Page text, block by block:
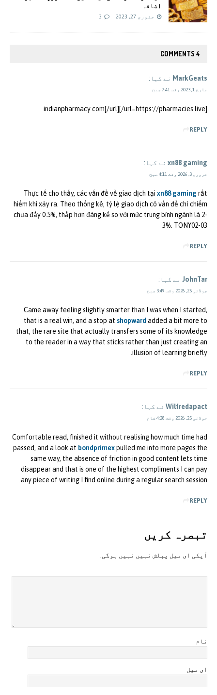
اضافہ
جنوری 27, 2023 3
4 COMMENTS
MarkGeats نے کہا:
مارچ 1, 2023 وقت 7:41 صبح
[url=https://pharmacies.live/]indianpharmacy com[/url]
REPLY
xn88 gaming نے کہا:
فروری 3, 2026 وقت 4:11 صبح
Thực tế cho thấy, các vấn đề về giao dịch tại xn88 gaming rất
hiếm khi xảy ra. Theo thống kê, tỷ lệ giao dịch có vấn đề chỉ chiếm
chưa đầy 0.5%, thấp hơn đáng kể so với mức trung bình ngành là 2-
3%. TONY02-03
REPLY
JohnTar نے کہا:
جولائی 25, 2026 وقت 3:49 صبح
Came away feeling slightly smarter than I was when I started,
that is a real win, and a stop at shopward added a bit more to
that, the rare site that actually transfers some of its knowledge
to the reader in a way that sticks rather than just creating an
illusion of learning briefly.
REPLY
Wilfredapact نے کہا:
جولائی 25, 2026 وقت 4:28 شام
Comfortable read, finished it without realising how much time had
passed, and a look at bondprimexpulled me into more pages the
same way, the absence of friction in good content lets time
disappear and that is one of the highest compliments I can pay
any piece of writing I find online during a regular search session.
REPLY
تبصرہ کريں
آپکی ای ميل پبلش نہيں نہيں ہوگی.
نام
ای میل